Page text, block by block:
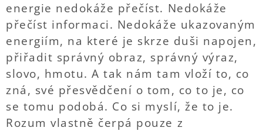
energie nedokáže přečíst. Nedokáže
přečíst informaci. Nedokáže ukazovaným
energiím, na které je skrze duši napojen,
přiřadit správný obraz, správný výraz,
slovo, hmotu. A tak nám tam vloží to, co
zná, své přesvědčení o tom, co to je, co
se tomu podobá. Co si myslí, že to je.
Rozum vlastně čerpá pouze z